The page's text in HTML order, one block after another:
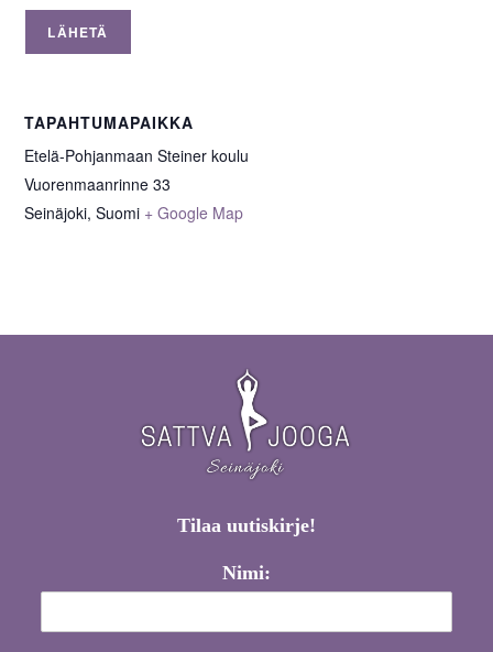
TAPAHTUMAPAIKKA
Etelä-Pohjanmaan Steiner koulu
Vuorenmaanrinne 33
Seinäjoki, Suomi + Google Map
Tilaa uutiskirje!
Nimi: